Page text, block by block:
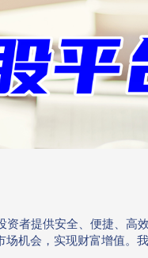
者提供安全、便捷、高
机会，实现财富增值。